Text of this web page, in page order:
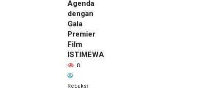
Agenda
dengan
Gala
Premier
Film
ISTIMEWA
8
Redaksi